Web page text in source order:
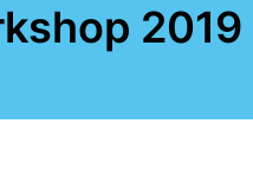
2019